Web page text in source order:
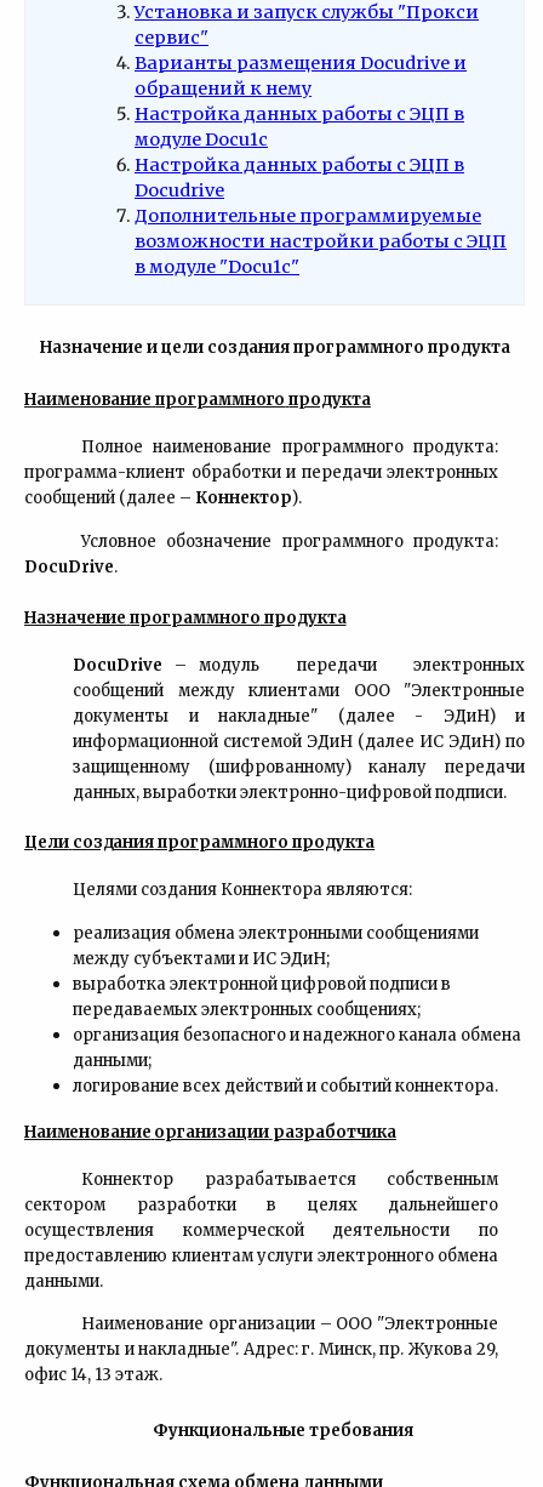
Установка и запуск службы "Прокси
сервис"
Варианты размещения Docudrive и
обращений к нему
Настройка данных работы с ЭЦП в
модуле Docu1c
Настройка данных работы с ЭЦП в
Docudrive
Дополнительные программируемые
возможности настройки работы с ЭЦП
в модуле "Docu1c"
Назначение и цели создания программного продукта
Наименование программного продукта
Полное наименование программного продукта:
программа-клиент обработки и передачи электронных
сообщений (далее – Коннектор).
Условное обозначение программного продукта:
DocuDrive.
Назначение программного продукта
DocuDrive – модуль передачи электронных
сообщений между клиентами ООО "Электронные
документы и накладные" (далее - ЭДиН) и
информационной системой ЭДиН (далее ИС ЭДиН) по
защищенному (шифрованному) каналу передачи
данных, выработки электронно-цифровой подписи.
Цели созданияпрограммного продукта
Целями создания Коннектора являются:
реализация обмена электронными сообщениями
между субъектами и ИС ЭДиН;
выработка электронной цифровой подписи в
передаваемых электронных сообщениях;
организация безопасного и надежного канала обмена
данными;
логирование всех действий и событий коннектора.
Наименование организации разработчика
Коннектор разрабатывается собственным
сектором разработки в целях дальнейшего
осуществления коммерческой деятельности по
предоставлению клиентам услуги электронного обмена
данными.
Наименование организации – ООО "Электронные
документы и накладные". Адрес: г. Минск, пр. Жукова 29,
офис 14, 13 этаж.
Функциональные требования
Функциональная схема обмена данными